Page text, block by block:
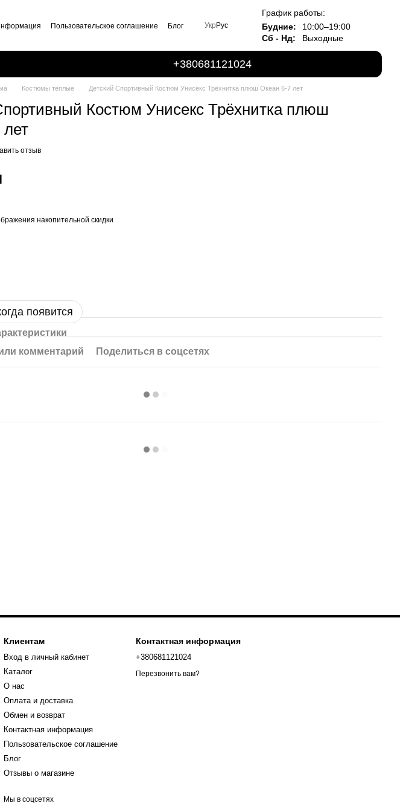
Пользовательское соглашение
Блог
Укр Рус
График работы:
Будние:
10:00–19:00
Сб - Нд:
Выходные
+380681121024
Костюмы тёплые Детский Спортивный Костюм Унисекс Трёхнитка плюш Океан 6-7 лет
Костюм Унисекс Трёхнитка плюш
отзыв
накопительной скидки
появится
комментарий
Поделиться в соцсетях
Клиентам
Вход в личный кабинет
Каталог
О нас
Оплата и доставка
Обмен и возврат
Контактная информация
Пользовательское соглашение
Блог
Отзывы о магазине
Мы в соцсетях
Контактная информация
+380681121024
Перезвонить вам?